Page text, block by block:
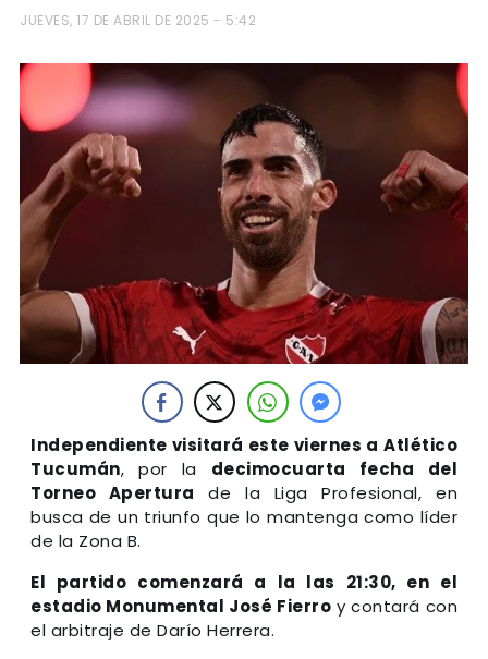
JUEVES, 17 DE ABRIL DE 2025 - 5:42
Independiente visitará este viernes a Atlético
Tucumán, por la decimocuarta fecha del
Torneo Apertura de la Liga Profesional, en
busca de un triunfo que lo mantenga como líder
de la Zona B.
El partido comenzará a la las 21:30, en el
estadio Monumental José Fierro y contará con
el arbitraje de Darío Herrera.